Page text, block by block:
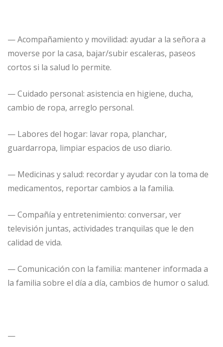
— Acompañamiento y movilidad: ayudar a la señora a
moverse por la casa, bajar/subir escaleras, paseos
cortos si la salud lo permite.
— Cuidado personal: asistencia en higiene, ducha,
cambio de ropa, arreglo personal.
— Labores del hogar: lavar ropa, planchar,
guardarropa, limpiar espacios de uso diario.
— Medicinas y salud: recordar y ayudar con la toma de
medicamentos, reportar cambios a la familia.
— Compañía y entretenimiento: conversar, ver
televisión juntas, actividades tranquilas que le den
calidad de vida.
— Comunicación con la familia: mantener informada a
la familia sobre el día a día, cambios de humor o salud.
—